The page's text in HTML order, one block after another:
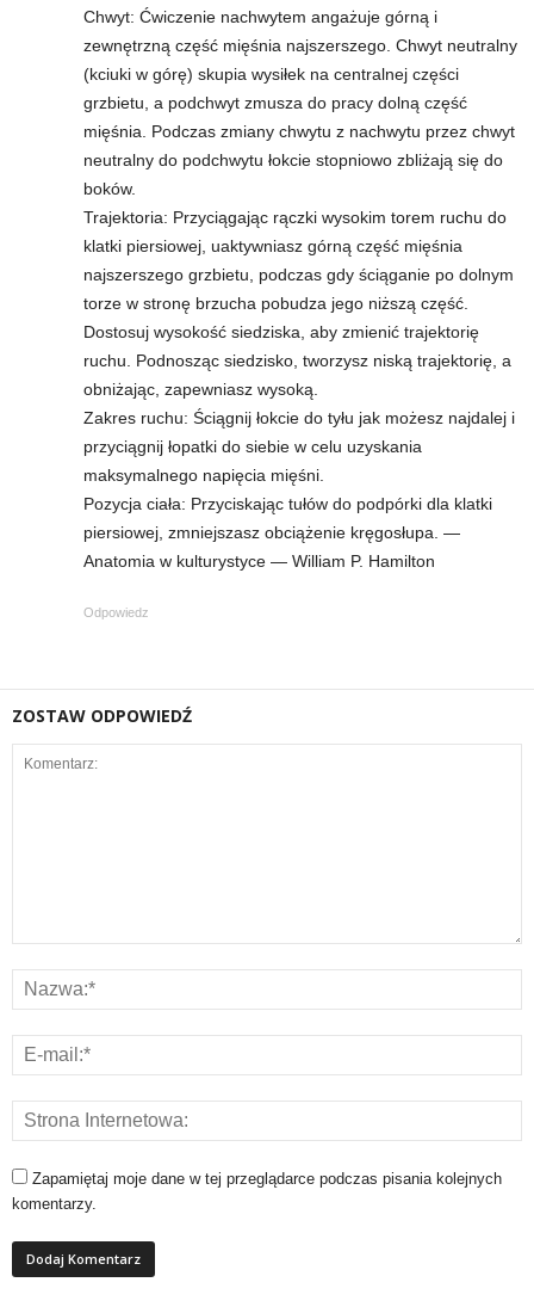
Chwyt: Ćwiczenie nachwytem angażuje górną i
zewnętrzną część mięśnia najszerszego. Chwyt neutralny
(kciuki w górę) skupia wysiłek na centralnej części
grzbietu, a podchwyt zmusza do pracy dolną część
mięśnia. Podczas zmiany chwytu z nachwytu przez chwyt
neutralny do podchwytu łokcie stopniowo zbliżają się do
boków.
Trajektoria: Przyciągając rączki wysokim torem ruchu do
klatki piersiowej, uaktywniasz górną część mięśnia
najszerszego grzbietu, podczas gdy ściąganie po dolnym
torze w stronę brzucha pobudza jego niższą część.
Dostosuj wysokość siedziska, aby zmienić trajektorię
ruchu. Podnosząc siedzisko, tworzysz niską trajektorię, a
obniżając, zapewniasz wysoką.
Zakres ruchu: Ściągnij łokcie do tyłu jak możesz najdalej i
przyciągnij łopatki do siebie w celu uzyskania
maksymalnego napięcia mięśni.
Pozycja ciała: Przyciskając tułów do podpórki dla klatki
piersiowej, zmniejszasz obciążenie kręgosłupa. —
Anatomia w kulturystyce — William P. Hamilton
Odpowiedz
ZOSTAW ODPOWIEDŹ
Zapamiętaj moje dane w tej przeglądarce podczas pisania kolejnych
komentarzy.